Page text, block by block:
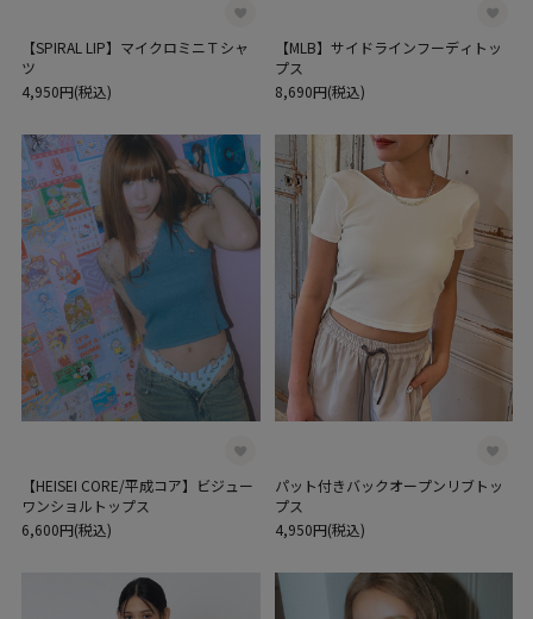
【SPIRAL LIP】マイクロミニＴシャ
ツ
4,950円(税込)
【MLB】サイドラインフーディトッ
プス
8,690円(税込)
【HEISEI CORE/平成コア】ビジュー
ワンショルトップス
6,600円(税込)
パット付きバックオープンリブトッ
プス
4,950円(税込)